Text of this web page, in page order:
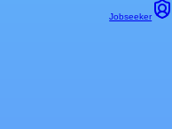
Jobseeker